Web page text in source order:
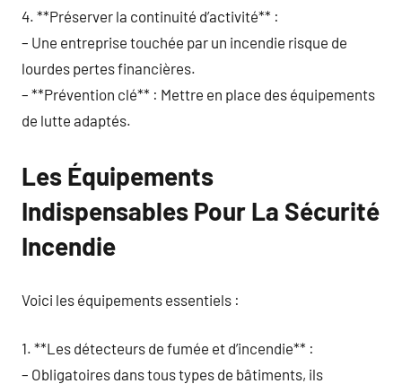
4. **Préserver la continuité d’activité** :
– Une entreprise touchée par un incendie risque de
lourdes pertes financières.
– **Prévention clé** : Mettre en place des équipements
de lutte adaptés.
Les Équipements
Indispensables Pour La Sécurité
Incendie
Voici les équipements essentiels :
1. **Les détecteurs de fumée et d’incendie** :
– Obligatoires dans tous types de bâtiments, ils